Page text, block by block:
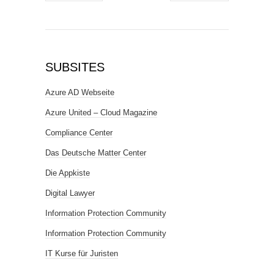
SUBSITES
Azure AD Webseite
Azure United – Cloud Magazine
Compliance Center
Das Deutsche Matter Center
Die Appkiste
Digital Lawyer
Information Protection Community
Information Protection Community
IT Kurse für Juristen